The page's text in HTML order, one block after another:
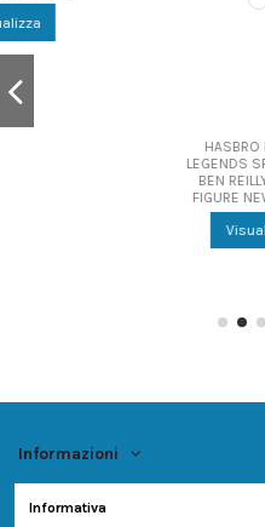
LEGENDS SPIDER MAN
BEN REILLY ACTION
FIGURE NEW NUOVO
Informazioni
Account
Informativa